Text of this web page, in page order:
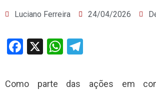
Luciano Ferreira 24/04/2026
Facebook
X WhatsApp
Como parte das ações em